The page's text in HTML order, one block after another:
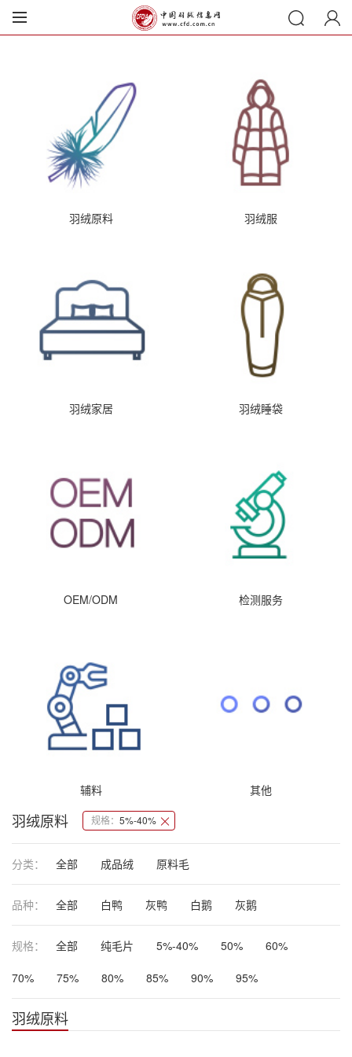
羽绒原料 羽绒服
羽绒家居 羽绒睡袋
OEM/ODM 检测服务
辅料 其他
羽绒原料 规格： 5%-40%
分类： 全部 成品绒 原料毛
品种： 全部 白鸭 灰鸭 白鹅 灰鹅
规格： 全部 纯毛片 5%-40% 50% 60%
70% 75% 80% 85% 90% 95%
羽绒原料